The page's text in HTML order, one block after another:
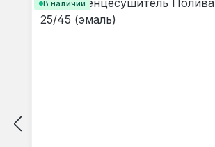
В наличии